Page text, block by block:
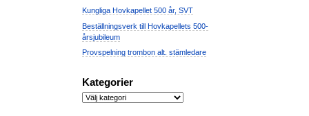
Kungliga Hovkapellet 500 år, SVT
Beställningsverk till Hovkapellets 500-
årsjubileum
Provspelning trombon alt. stämledare
Kategorier
Kategorier